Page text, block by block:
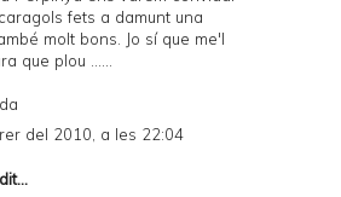
fets a damunt una
molt bons. Jo sí que me'l
que plou ......
del 2010, a les 22:04